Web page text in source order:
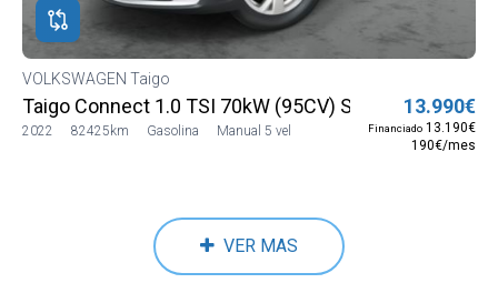
VOLKSWAGEN Taigo
Taigo Connect 1.0 TSI 70kW (95CV) SG5 (CS13MV12)
2022 82425km Gasolina Manual 5 vel
13.990€
Financiado 13.190€
190€/mes
VER MAS